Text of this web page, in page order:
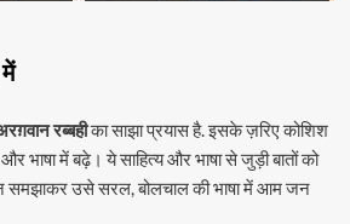
रब्बहीका साझा प्रयास है. इसके ज़रिए कोशिश
भाषा में बढ़े। ये साहित्य और भाषा से जुड़ी बातों को
समझाकर उसे सरल, बोलचाल की भाषा में आम जन